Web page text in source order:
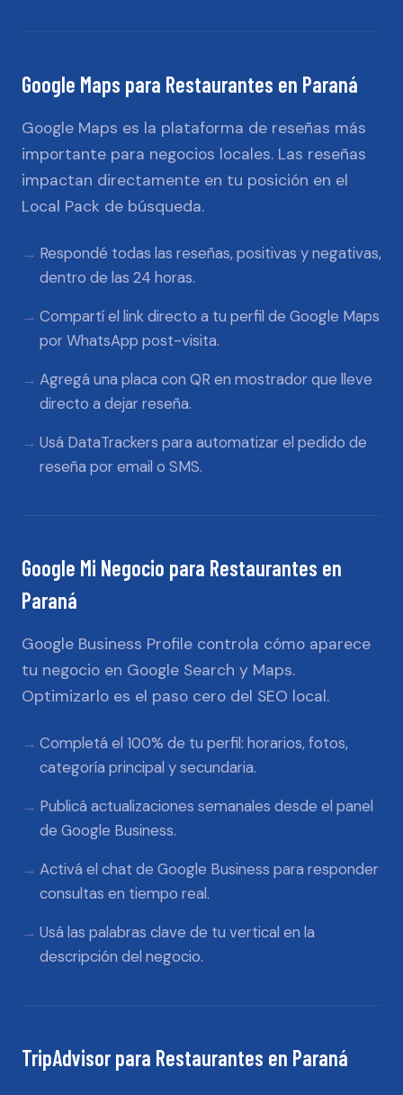
Google Maps para Restaurantes en Paraná
Google Maps es la plataforma de reseñas más
importante para negocios locales. Las reseñas
impactan directamente en tu posición en el
Local Pack de búsqueda.
Respondé todas las reseñas, positivas y negativas,
dentro de las 24 horas.
Compartí el link directo a tu perfil de Google Maps
por WhatsApp post-visita.
Agregá una placa con QR en mostrador que lleve
directo a dejar reseña.
Usá DataTrackers para automatizar el pedido de
reseña por email o SMS.
Google Mi Negocio para Restaurantes en
Paraná
Google Business Profile controla cómo aparece
tu negocio en Google Search y Maps.
Optimizarlo es el paso cero del SEO local.
Completá el 100% de tu perfil: horarios, fotos,
categoría principal y secundaria.
Publicá actualizaciones semanales desde el panel
de Google Business.
Activá el chat de Google Business para responder
consultas en tiempo real.
Usá las palabras clave de tu vertical en la
descripción del negocio.
TripAdvisor para Restaurantes en Paraná